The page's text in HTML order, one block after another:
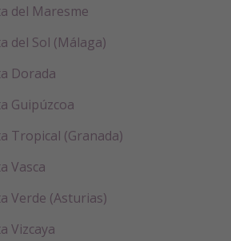
del Maresme
del Sol (Málaga)
Dorada
Guipúzcoa
Tropical (Granada)
Vasca
Verde (Asturias)
Vizcaya